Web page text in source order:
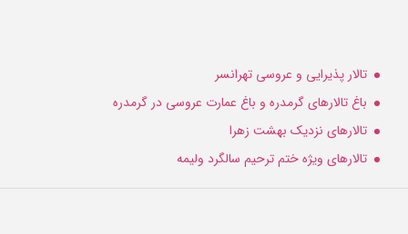
تالار پذیرایی و عروسی تهرانسر
باغ تالارهای گرمدره و باغ عمارت عروسی در گرمدره
تالارهای نزدیک بهشت زهرا
تالارهای ویژه ختم ترحیم سالگرد ولیمه